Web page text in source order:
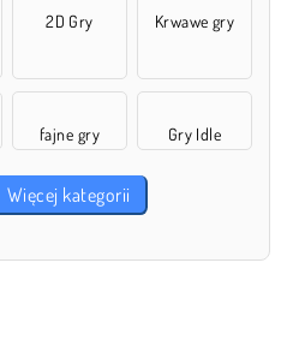
2D Gry Krwawe gry
fajne gry Gry Idle
Więcej kategorii